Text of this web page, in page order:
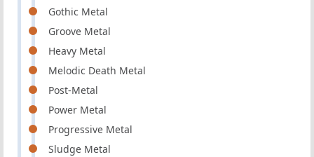
Gothic Metal
Groove Metal
Heavy Metal
Melodic Death Metal
Post-Metal
Power Metal
Progressive Metal
Sludge Metal